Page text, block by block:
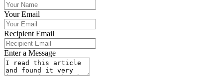
Your Email
Recipient Email
Enter a Message